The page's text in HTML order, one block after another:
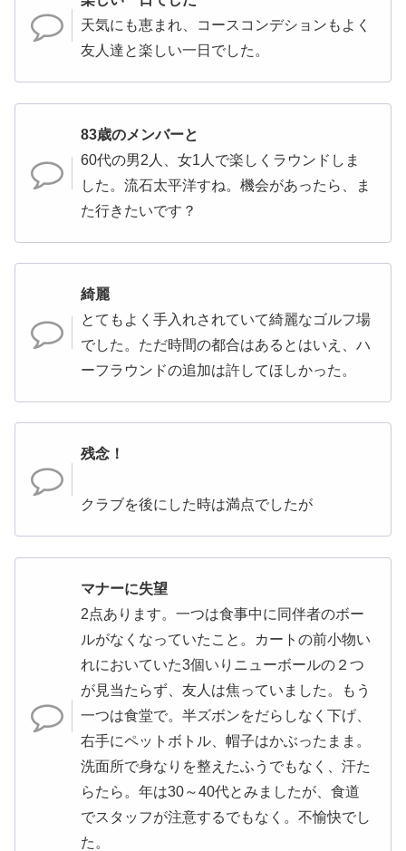
天気にも恵まれ、コースコンデションもよく
友人達と楽しい一日でした。
83歳のメンバーと
60代の男2人、女1人で楽しくラウンドしま
した。流石太平洋すね。機会があったら、ま
た行きたいです？
綺麗
とてもよく手入れされていて綺麗なゴルフ場
でした。ただ時間の都合はあるとはいえ、ハ
ーフラウンドの追加は許してほしかった。
残念！
クラブを後にした時は満点でしたが
マナーに失望
2点あります。一つは食事中に同伴者のボー
ルがなくなっていたこと。カートの前小物い
れにおいていた3個いりニューボールの２つ
が見当たらず、友人は焦っていました。もう
一つは食堂で。半ズボンをだらしなく下げ、
右手にペットボトル、帽子はかぶったまま。
洗面所で身なりを整えたふうでもなく、汗た
らたら。年は30～40代とみましたが、食道
でスタッフが注意するでもなく。不愉快でし
た。